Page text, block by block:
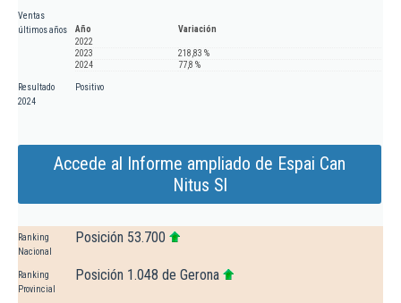
Ventas
últimos años
Año
Variación
2022
2023
218,83 %
2024
77,8 %
Resultado
2024
Positivo
Accede al Informe ampliado de Espai Can
Nitus Sl
Ranking
Nacional
Posición 53.700
Ranking
Provincial
Posición 1.048 de Gerona